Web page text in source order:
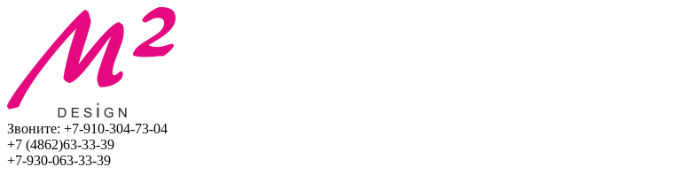
Звоните: +7-910-304-73-04
+7 (4862)63-33-39
+7-930-063-33-39